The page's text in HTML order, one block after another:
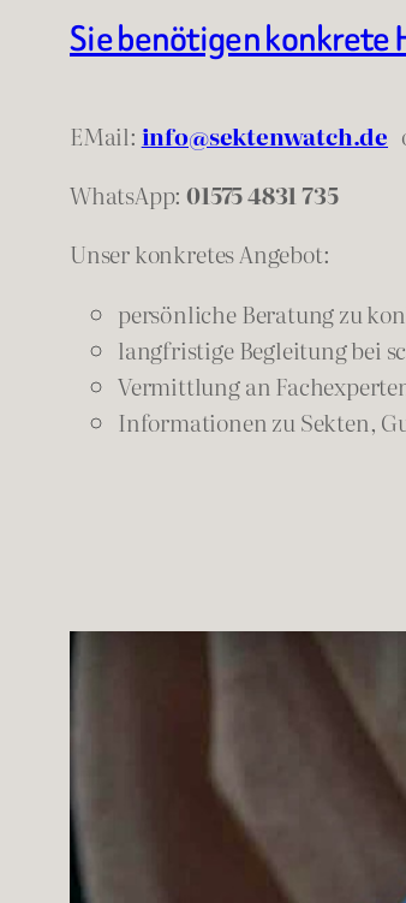
Sie benötigen konkrete
EMail: info@sektenwatch.de
WhatsApp:01575 4831 735
Unser konkretes Angebot:
persönliche Beratung zu
langfristige Begleitung bei
Vermittlung an
Informationen zu Sekten,